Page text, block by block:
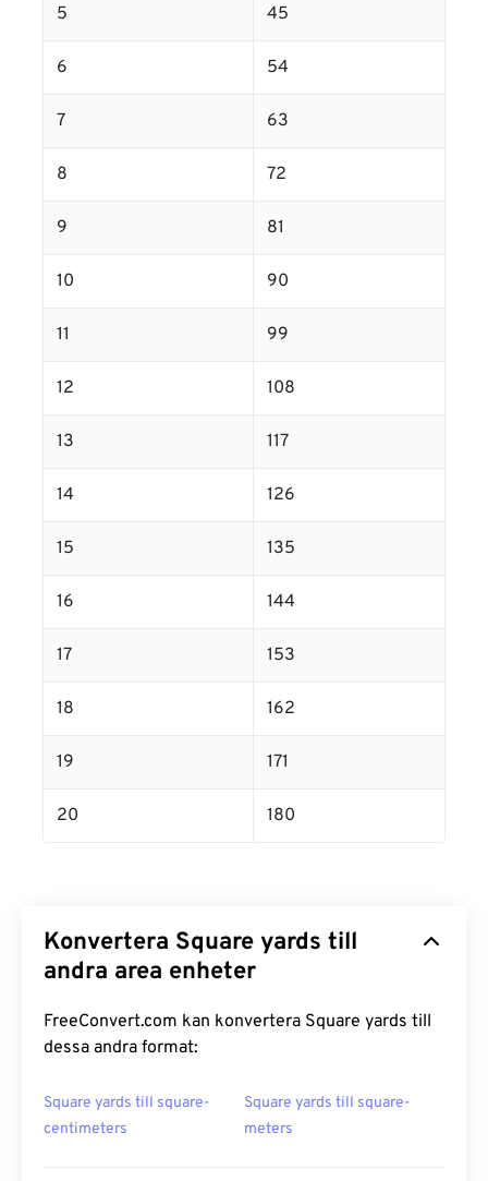
5 45
6 54
7 63
8 72
9 81
10 90
11 99
12 108
13 117
14 126
15 135
16 144
17 153
18 162
19 171
20 180
Konvertera Square yards till
andra area enheter
FreeConvert.com kan konvertera Square yards till
dessa andra format:
Square yards till square-
centimeters
Square yards till square-
meters